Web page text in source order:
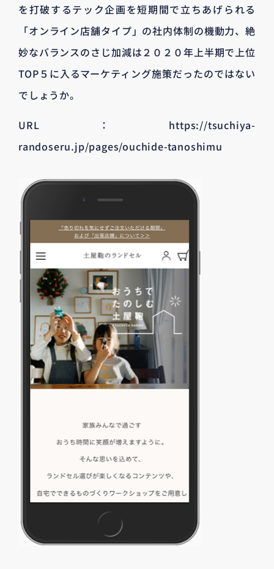
を打破するテック企画を短期間で立ちあげられる
「オンライン店舗タイプ」の社内体制の機動力、絶
妙なバランスのさじ加減は２０２０年上半期で上位
TOP５に入るマーケティング施策だったのではない
でしょうか。
URL：https://tsuchiya-
randoseru.jp/pages/ouchide-tanoshimu